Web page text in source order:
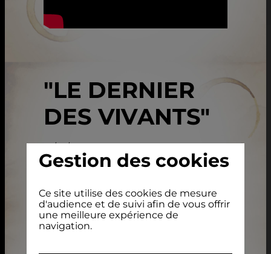
"LE DERNIER
DES VIVANTS"
22/05/2026
Gestion des cookies
Ce site utilise des cookies de mesure
d'audience et de suivi afin de vous offrir
une meilleure expérience de
navigation.